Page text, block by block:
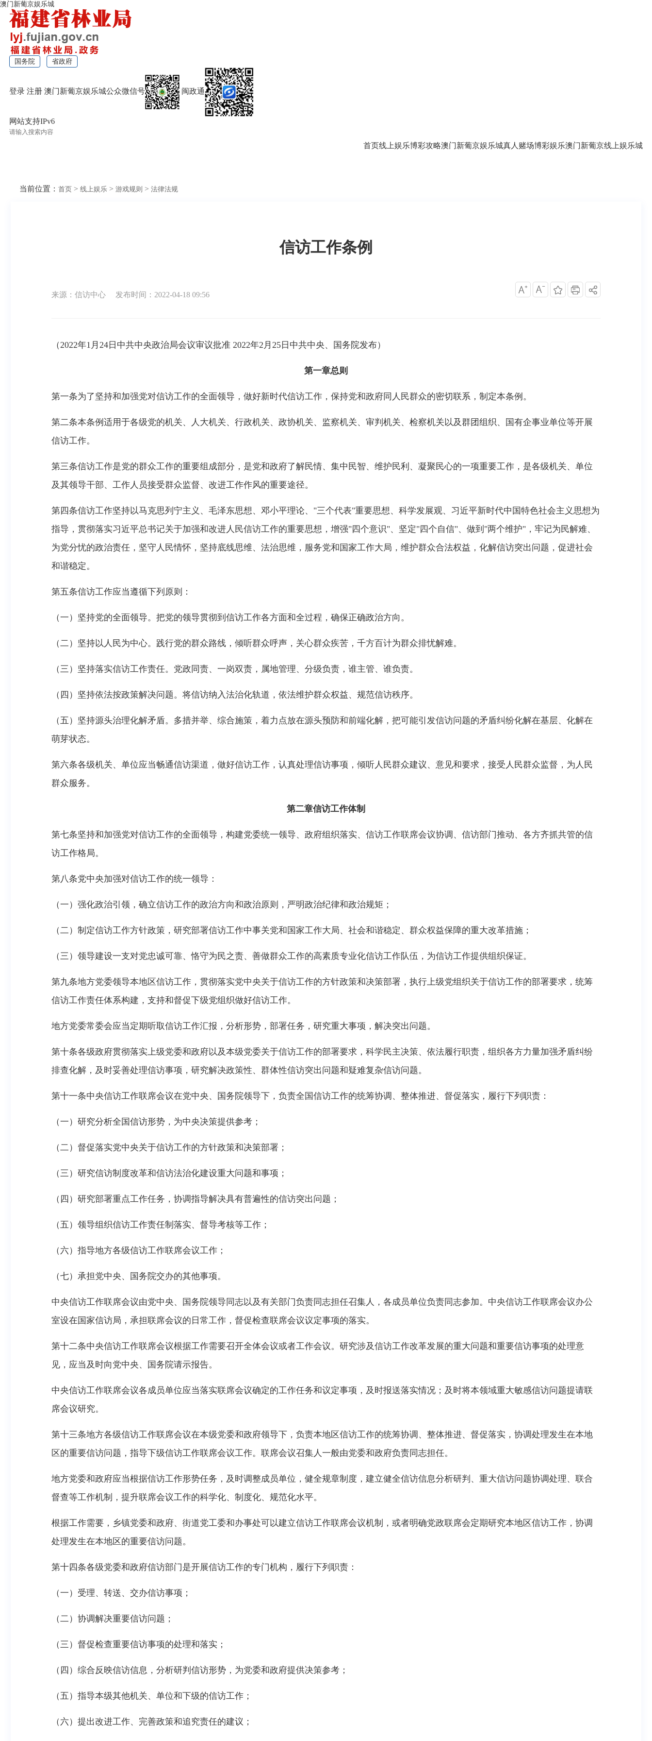
澳门新葡京娱乐城
国务院 省政府
登录 注册 澳门新葡京娱乐城公众微信号 闽政通
网站支持IPv6
首页线上娱乐博彩攻略澳门新葡京娱乐城真人赌场博彩娱乐澳门新葡京线上娱乐城
当前位置： 首页 > 线上娱乐 > 游戏规则 > 法律法规
信访工作条例
来源：信访中心 发布时间：2022-04-18 09:56
（2022年1月24日中共中央政治局会议审议批准 2022年2月25日中共中央、国务院发布）
第一章总则
第一条为了坚持和加强党对信访工作的全面领导，做好新时代信访工作，保持党和政府同人民群众的密切联系，制定本条例。
第二条本条例适用于各级党的机关、人大机关、行政机关、政协机关、监察机关、审判机关、检察机关以及群团组织、国有企事业单位等开展
信访工作。
第三条信访工作是党的群众工作的重要组成部分，是党和政府了解民情、集中民智、维护民利、凝聚民心的一项重要工作，是各级机关、单位
及其领导干部、工作人员接受群众监督、改进工作作风的重要途径。
第四条信访工作坚持以马克思列宁主义、毛泽东思想、邓小平理论、"三个代表"重要思想、科学发展观、习近平新时代中国特色社会主义思想为
指导，贯彻落实习近平总书记关于加强和改进人民信访工作的重要思想，增强"四个意识"、坚定"四个自信"、做到"两个维护"，牢记为民解难、
为党分忧的政治责任，坚守人民情怀，坚持底线思维、法治思维，服务党和国家工作大局，维护群众合法权益，化解信访突出问题，促进社会
和谐稳定。
第五条信访工作应当遵循下列原则：
（一）坚持党的全面领导。把党的领导贯彻到信访工作各方面和全过程，确保正确政治方向。
（二）坚持以人民为中心。践行党的群众路线，倾听群众呼声，关心群众疾苦，千方百计为群众排忧解难。
（三）坚持落实信访工作责任。党政同责、一岗双责，属地管理、分级负责，谁主管、谁负责。
（四）坚持依法按政策解决问题。将信访纳入法治化轨道，依法维护群众权益、规范信访秩序。
（五）坚持源头治理化解矛盾。多措并举、综合施策，着力点放在源头预防和前端化解，把可能引发信访问题的矛盾纠纷化解在基层、化解在
萌芽状态。
第六条各级机关、单位应当畅通信访渠道，做好信访工作，认真处理信访事项，倾听人民群众建议、意见和要求，接受人民群众监督，为人民
群众服务。
第二章信访工作体制
第七条坚持和加强党对信访工作的全面领导，构建党委统一领导、政府组织落实、信访工作联席会议协调、信访部门推动、各方齐抓共管的信
访工作格局。
第八条党中央加强对信访工作的统一领导：
（一）强化政治引领，确立信访工作的政治方向和政治原则，严明政治纪律和政治规矩；
（二）制定信访工作方针政策，研究部署信访工作中事关党和国家工作大局、社会和谐稳定、群众权益保障的重大改革措施；
（三）领导建设一支对党忠诚可靠、恪守为民之责、善做群众工作的高素质专业化信访工作队伍，为信访工作提供组织保证。
第九条地方党委领导本地区信访工作，贯彻落实党中央关于信访工作的方针政策和决策部署，执行上级党组织关于信访工作的部署要求，统筹
信访工作责任体系构建，支持和督促下级党组织做好信访工作。
地方党委常委会应当定期听取信访工作汇报，分析形势，部署任务，研究重大事项，解决突出问题。
第十条各级政府贯彻落实上级党委和政府以及本级党委关于信访工作的部署要求，科学民主决策、依法履行职责，组织各方力量加强矛盾纠纷
排查化解，及时妥善处理信访事项，研究解决政策性、群体性信访突出问题和疑难复杂信访问题。
第十一条中央信访工作联席会议在党中央、国务院领导下，负责全国信访工作的统筹协调、整体推进、督促落实，履行下列职责：
（一）研究分析全国信访形势，为中央决策提供参考；
（二）督促落实党中央关于信访工作的方针政策和决策部署；
（三）研究信访制度改革和信访法治化建设重大问题和事项；
（四）研究部署重点工作任务，协调指导解决具有普遍性的信访突出问题；
（五）领导组织信访工作责任制落实、督导考核等工作；
（六）指导地方各级信访工作联席会议工作；
（七）承担党中央、国务院交办的其他事项。
中央信访工作联席会议由党中央、国务院领导同志以及有关部门负责同志担任召集人，各成员单位负责同志参加。中央信访工作联席会议办公
室设在国家信访局，承担联席会议的日常工作，督促检查联席会议议定事项的落实。
第十二条中央信访工作联席会议根据工作需要召开全体会议或者工作会议。研究涉及信访工作改革发展的重大问题和重要信访事项的处理意
见，应当及时向党中央、国务院请示报告。
中央信访工作联席会议各成员单位应当落实联席会议确定的工作任务和议定事项，及时报送落实情况；及时将本领域重大敏感信访问题提请联
席会议研究。
第十三条地方各级信访工作联席会议在本级党委和政府领导下，负责本地区信访工作的统筹协调、整体推进、督促落实，协调处理发生在本地
区的重要信访问题，指导下级信访工作联席会议工作。联席会议召集人一般由党委和政府负责同志担任。
地方党委和政府应当根据信访工作形势任务，及时调整成员单位，健全规章制度，建立健全信访信息分析研判、重大信访问题协调处理、联合
督查等工作机制，提升联席会议工作的科学化、制度化、规范化水平。
根据工作需要，乡镇党委和政府、街道党工委和办事处可以建立信访工作联席会议机制，或者明确党政联席会定期研究本地区信访工作，协调
处理发生在本地区的重要信访问题。
第十四条各级党委和政府信访部门是开展信访工作的专门机构，履行下列职责：
（一）受理、转送、交办信访事项；
（二）协调解决重要信访问题；
（三）督促检查重要信访事项的处理和落实；
（四）综合反映信访信息，分析研判信访形势，为党委和政府提供决策参考；
（五）指导本级其他机关、单位和下级的信访工作；
（六）提出改进工作、完善政策和追究责任的建议；